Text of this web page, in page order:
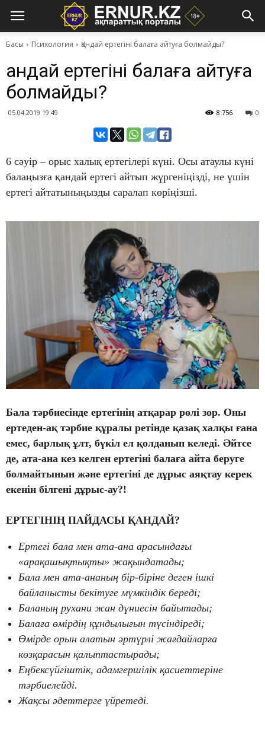
Басы Психология Қандай ертегіні балаға айтуға болмайды?
Қандай ертегіні балаға айтуға
болмайды?
05.04.2019 19:49 0
8 756
6 сәуір – орыс халық ертегілері күні. Осы атаулы күні
балаңызға қандай ертегі айтып жүргеніңізді, не үшін
ертегі айтатыныңызды саралап көріңізші.
Бала тәрбиесінде ертегінің атқарар рөлі зор. Оны
ертеден-ақ тәрбие құралы ретінде қазақ халқы ғана
емес, барлық ұлт, бүкіл ел қолданып келеді. Әйтсе
де, ата-ана кез келген ертегіні балаға айта беруге
болмайтынын және ертегіні де дұрыс аяқтау керек
екенін білгені дұрыс-ау?!
ЕРТЕГІНІҢ ПАЙДАСЫ ҚАНДАЙ?
Ертегі бала мен ата-ана арасындағы
«арақашықтықты» жақындатады;
Бала мен ата-ананың бір-біріне деген ішкі
байланысты бекітуге мүмкіндік береді;
Баланың рухани жан дүниесін байытады;
Балаға өмірдің құндылығын түсіндіреді;
Өмірде орын алатын әртүрлі жағдайларға
көзқарасын қалыптастырады;
Еңбексүйгіштік, адамгершілік қасиеттеріне
тәрбиелейді.
Жақсы әдеттерге үйретеді.